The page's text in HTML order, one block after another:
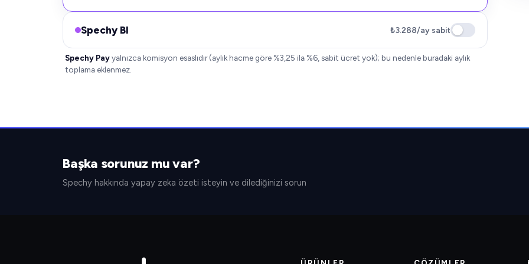
Spechy BI ₺3.288/ay sabit
Spechy Payyalnızca komisyon esaslıdır (aylık hacme göre %3,25 ila %6, sabit ücret yok); bu nedenle buradaki aylık
toplama eklenmez.
Başka sorunuz mu var?
Spechy hakkında yapay zeka özeti isteyin ve dilediğinizi sorun